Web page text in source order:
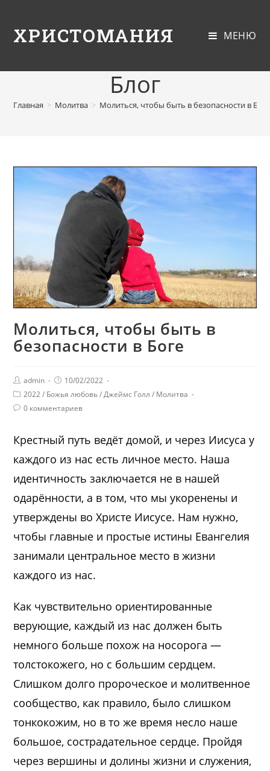
ХРИСТОМАНИЯ МЕНЮ
Блог
Главная > Молитва > Молиться, чтобы быть в безопасности в
Молиться, чтобы быть в
безопасности в Боге
admin
10/02/2022
2022 / Божья любовь / Джеймс Голл / Молитва
0 комментариев
Крестный путь ведёт домой, и через Иисуса у
каждого из нас есть личное место. Наша
идентичность заключается не в нашей
одарённости, а в том, что мы укоренены и
утверждены во Христе Иисусе. Нам нужно,
чтобы главные и простые истины Евангелия
занимали центральное место в жизни
каждого из нас.
Как чувствительно ориентированные
верующие, каждый из нас должен быть
немного больше похож на носорога —
толстокожего, но с большим сердцем.
Слишком долго пророческое и молитвенное
сообщество, как правило, было слишком
тонкокожим, но в то же время несло наше
большое, сострадательное сердце. Пройдя
через вершины и долины жизни и служения,